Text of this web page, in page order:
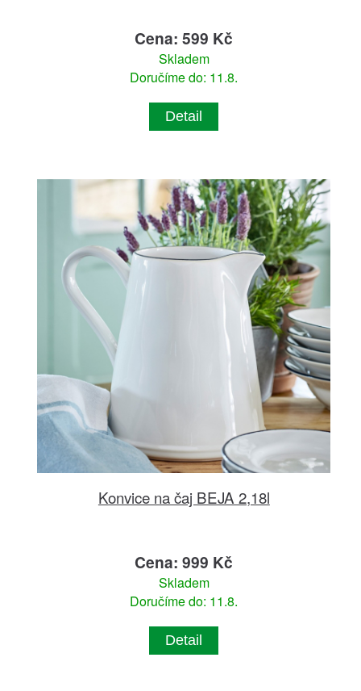
Cena: 599 Kč
Skladem
Doručíme do: 11.8.
Detail
Konvice na čaj BEJA 2,18l
Cena: 999 Kč
Skladem
Doručíme do: 11.8.
Detail